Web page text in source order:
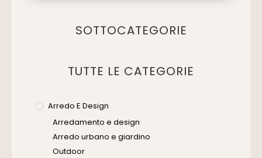
SOTTOCATEGORIE
TUTTE LE CATEGORIE
Arredo E Design
Arredamento e design
Arredo urbano e giardino
Outdoor